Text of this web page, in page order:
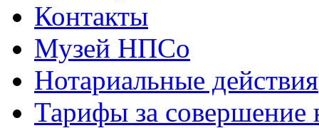
Контакты
Музей НПСо
Нотариальные действия
Тарифы за совершение